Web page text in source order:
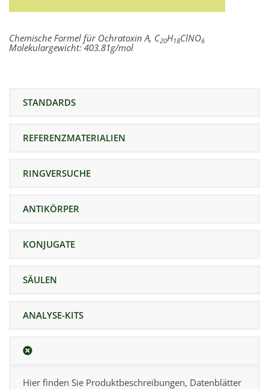
Chemische Formel für Ochratoxin A, C20H18ClNO6
Molekulargewicht: 403.81g/mol
STANDARDS
REFERENZMATERIALIEN
RINGVERSUCHE
ANTIKÖRPER
KONJUGATE
SÄULEN
ANALYSE-KITS
Hier finden Sie Produktbeschreibungen, Datenblätter